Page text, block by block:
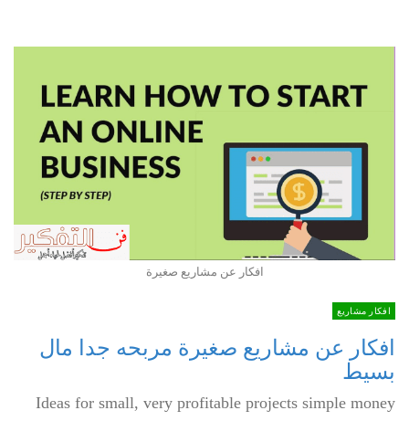
افكار عن مشاريع صغيرة
افكار مشاريع
افكار عن مشاريع صغيرة مربحه جدا مال
بسيط
Ideas for small, very profitable projects simple money